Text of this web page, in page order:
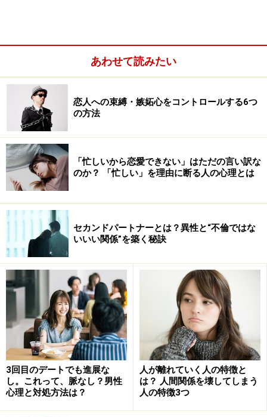
その3：自分の思いで人を振り回す相手
その4：不幸オーラを持っている相手
その5：甘やかす相手
付き合っていい関係が築ける相手は？
その1：“負の部分”で一緒にいる相手
多くの人が、「悪い人とは関わってはダメだ」と思って
います。だから、もし悪い人と出会ったとしても、その
人と縁が深まるかどうかは、自分次第です。
それなのに、そういった人と縁が結びついてしまうこと
があります。それは、なぜでしょうか？
相手が自分と同じ“負の部分”を持っていることが多いか
らです。
要は、「類は友を呼ぶ」パターンです。
負の部分が皆無な人は1人もいません。だからこそ、厄
あわせて読みたい
恋人への束縛・嫉妬心をコントロールする6つ
の方法
「忙しいから恋愛できない」はただの言い訳な
のか？ 「忙しい」を理由に断る人の心理とは
セカンドパートナーとは？異性と“不倫ではな
いいい関係”を築く秘訣
3回目のデートでも進展な
し。これって、脈なし？男性
心理と対処方法は？
人が離れていく人の特徴と
は？ 人間関係を壊してしまう
人の特徴3つ